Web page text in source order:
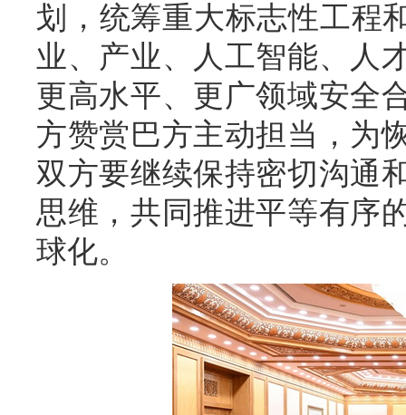
划，统筹重大标志性工程
业、产业、人工智能、人
更高水平、更广领域安全
方赞赏巴方主动担当，为
双方要继续保持密切沟通
思维，共同推进平等有序
球化。